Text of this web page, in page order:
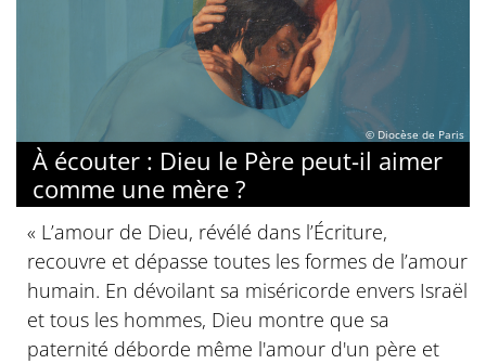
© Diocèse de Paris
À écouter : Dieu le Père peut-il aimer
comme une mère ?
« L’amour de Dieu, révélé dans l’Écriture,
recouvre et dépasse toutes les formes de l’amour
humain. En dévoilant sa miséricorde envers Israël
et tous les hommes, Dieu montre que sa
paternité déborde même l'amour d'un père et